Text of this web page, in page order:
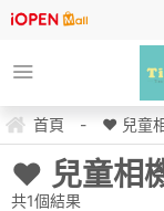
首頁 - ❤ 兒童
❤ 兒童相
共1個結果